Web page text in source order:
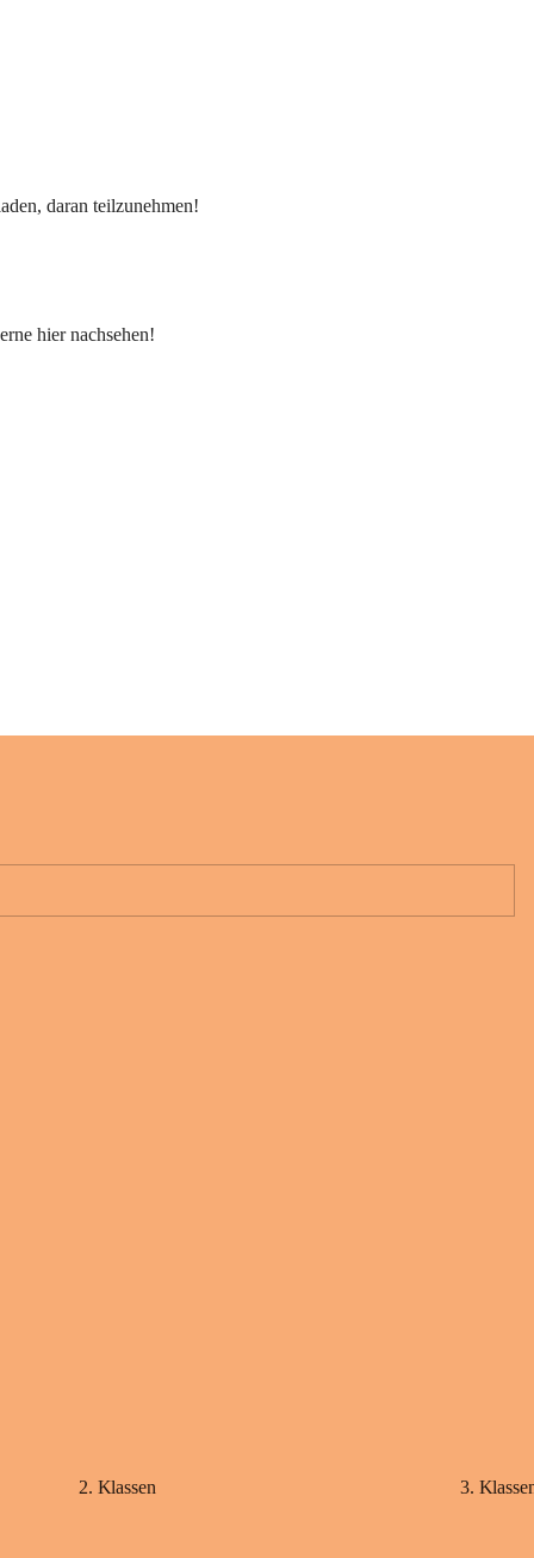
daran teilzunehmen!
hier nachsehen!
2. Klassen 3.